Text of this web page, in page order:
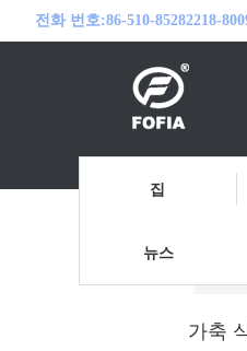
전화 번호:86-510-85282218-
집
뉴스
가축